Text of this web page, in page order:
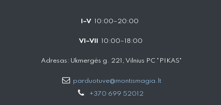
I–V 10:00–20:00
VI–VII 10:00–18:00
Adresas: Ukmergės g. 221, Vilnius PC "PIKAS"
parduotuve@montismagia.lt
+370 699 52012